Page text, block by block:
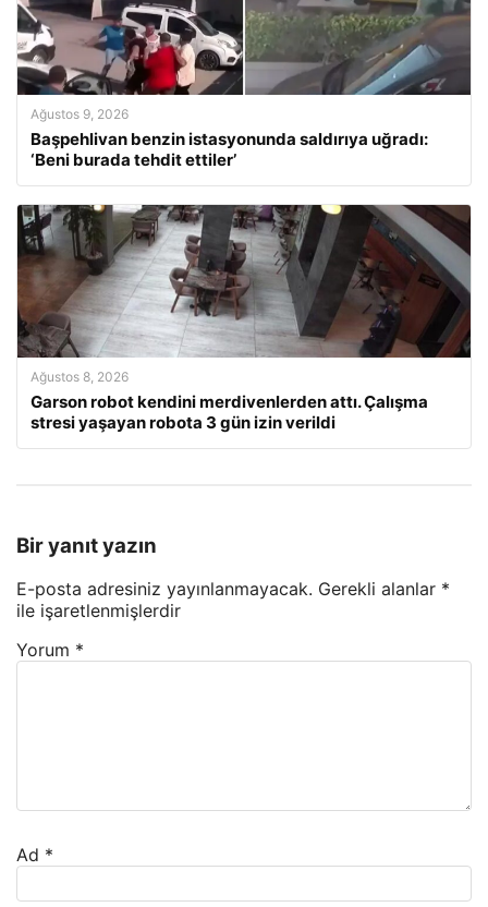
Ağustos 9, 2026
Başpehlivan benzin istasyonunda saldırıya uğradı:
‘Beni burada tehdit ettiler’
Ağustos 8, 2026
Garson robot kendini merdivenlerden attı. Çalışma
stresi yaşayan robota 3 gün izin verildi
Bir yanıt yazın
E-posta adresiniz yayınlanmayacak. Gerekli alanlar *
ile işaretlenmişlerdir
Yorum *
Ad *